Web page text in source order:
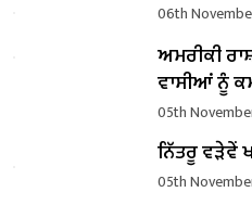
06th
ਅਮਰੀਕੀ
ਵਾਸੀਆਂ ਨੂੰ
05th
ਨਿੱਤਰੂ ਵੜੇਵੇਂ
05th